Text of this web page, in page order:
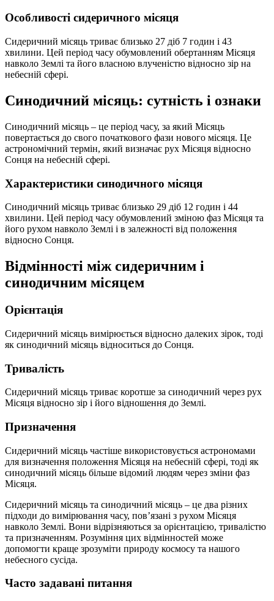
Особливості сидеричного місяця
Сидеричний місяць триває близько 27 діб 7 годин і 43
хвилини. Цей період часу обумовлений обертанням Місяця
навколо Землі та його власною влученістю відносно зір на
небесній сфері.
Синодичний місяць: сутність і ознаки
Синодичний місяць – це період часу, за який Місяць
повертається до свого початкового фази нового місяця. Це
астрономічний термін, який визначає рух Місяця відносно
Сонця на небесній сфері.
Характеристики синодичного місяця
Синодичний місяць триває близько 29 діб 12 годин і 44
хвилини. Цей період часу обумовлений зміною фаз Місяця та
його рухом навколо Землі і в залежності від положення
відносно Сонця.
Відмінності між сидеричним і
синодичним місяцем
Орієнтація
Сидеричний місяць вимірюється відносно далеких зірок, тоді
як синодичний місяць відноситься до Сонця.
Тривалість
Сидеричний місяць триває коротше за синодичний через рух
Місяця відносно зір і його відношення до Землі.
Призначення
Сидеричний місяць частіше використовується астрономами
для визначення положення Місяця на небесній сфері, тоді як
синодичний місяць більше відомий людям через зміни фаз
Місяця.
Сидеричний місяць та синодичний місяць – це два різних
підходи до вимірювання часу, пов’язані з рухом Місяця
навколо Землі. Вони відрізняються за орієнтацією, тривалістю
та призначенням. Розуміння цих відмінностей може
допомогти краще зрозуміти природу космосу та нашого
небесного сусіда.
Часто задавані питання